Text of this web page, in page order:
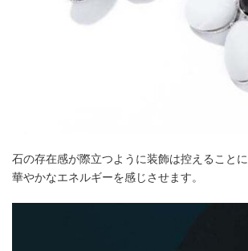
石の存在感が際立つように装飾は控えること
華やかなエネルギーを感じさせます。